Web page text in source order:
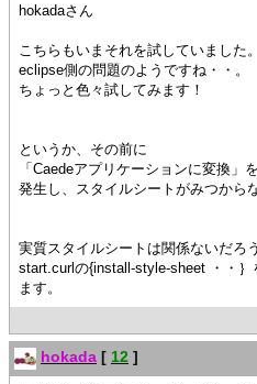
hokadaさん
こちらもいまそれを試していました。
eclipse側の問題のようですね・・。
ちょっと色々試してみます！
というか、その前に
「Caedeアプリケーションに変換」
発生し、スタイルシートがみつから
実質スタイルシートは関係ないだろ
start.curlの{install-style-sheet ・・
ます。
hokada [ 12 ]